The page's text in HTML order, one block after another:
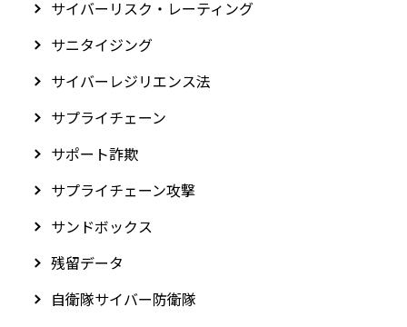
サイバーリスク・レーティング
サニタイジング
サイバーレジリエンス法
サプライチェーン
サポート詐欺
サプライチェーン攻撃
サンドボックス
残留データ
自衛隊サイバー防衛隊